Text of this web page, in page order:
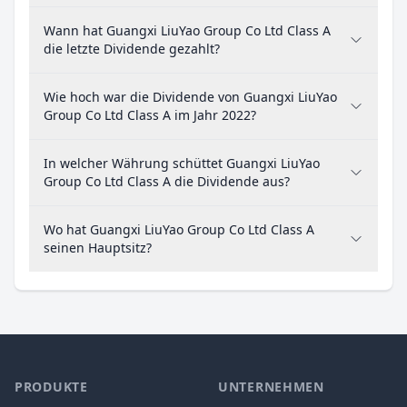
Wann hat Guangxi LiuYao Group Co Ltd Class A
die letzte Dividende gezahlt?
Wie hoch war die Dividende von Guangxi LiuYao
Group Co Ltd Class A im Jahr 2022?
In welcher Währung schüttet Guangxi LiuYao
Group Co Ltd Class A die Dividende aus?
Wo hat Guangxi LiuYao Group Co Ltd Class A
seinen Hauptsitz?
PRODUKTE UNTERNEHMEN